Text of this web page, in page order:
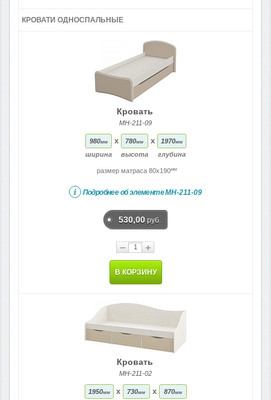
КРОВАТИ ОДНОСПАЛЬНЫЕ
Кровать
МН-211-09
980мм
ширина
x 780мм
высота
x 1970мм
глубина
размер матраса 80x190мм
i Подробнее об элементеМН-211-09
530,00 руб.
− +
В КОРЗИНУ
Кровать
МН-211-02
1950мм x 730мм x 870мм